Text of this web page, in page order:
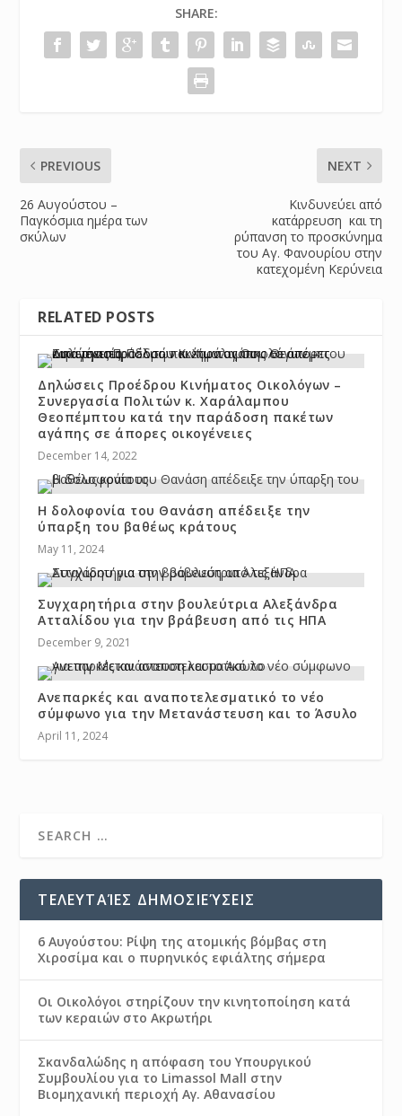
SHARE:
PREVIOUS
26 Αυγούστου –
Παγκόσμια ημέρα των
σκύλων
NEXT
Κινδυνεύει από
κατάρρευση και τη
ρύπανση το προσκύνημα
του Αγ. Φανουρίου στην
κατεχομένη Κερύνεια
RELATED POSTS
Δηλώσεις Προέδρου Κινήματος Οικολόγων –
Συνεργασία Πολιτών κ. Χαράλαμπου
Θεοπέμπτου κατά την παράδοση πακέτων
αγάπης σε άπορες οικογένειες
December 14, 2022
Η δολοφονία του Θανάση απέδειξε την
ύπαρξη του βαθέως κράτους
May 11, 2024
Συγχαρητήρια στην βουλεύτρια Αλεξάνδρα
Ατταλίδου για την βράβευση από τις ΗΠΑ
December 9, 2021
Ανεπαρκές και αναποτελεσματικό το νέο
σύμφωνο για την Μετανάστευση και το Άσυλο
April 11, 2024
ΤΕΛΕΥΤΑΊΕΣ ΔΗΜΟΣΙΕΎΣΕΙΣ
6 Αυγούστου: Ρίψη της ατομικής βόμβας στη
Χιροσίμα και ο πυρηνικός εφιάλτης σήμερα
Οι Οικολόγοι στηρίζουν την κινητοποίηση κατά
των κεραιών στο Ακρωτήρι
Σκανδαλώδης η απόφαση του Υπουργικού
Συμβουλίου για το Limassol Mall στην
Βιομηχανική περιοχή Αγ. Αθανασίου